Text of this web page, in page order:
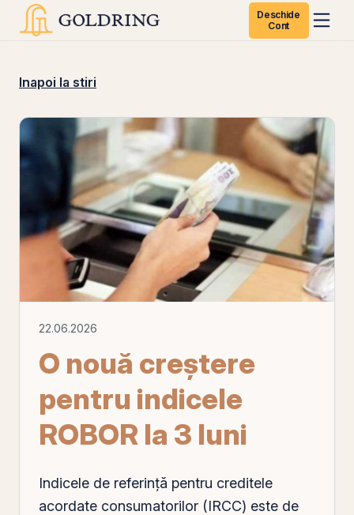
Deschide
Cont
Inapoi la stiri
22.06.2026
O nouă creștere
pentru indicele
ROBOR la 3 luni
Indicele de referință pentru creditele
acordate consumatorilor (IRCC) este de